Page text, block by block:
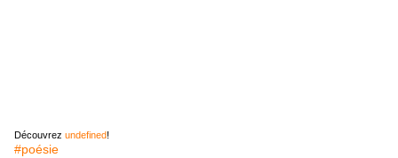
Découvrez undefined!
#poésie